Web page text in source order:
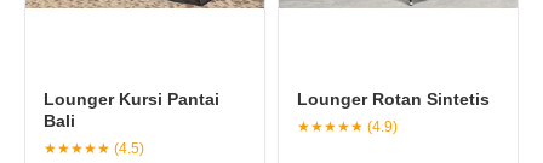
Lounger Kursi Pantai
Bali
★★★★★ (4.5)
Lounger Rotan Sintetis
★★★★★ (4.9)